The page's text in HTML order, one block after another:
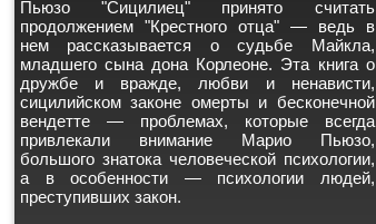
Пьюзо "Сицилиец" принято считать
продолжением "Крестного отца" — ведь в
нем рассказывается о судьбе Майкла,
младшего сына дона Корлеоне. Эта книга о
дружбе и вражде, любви и ненависти,
сицилийском законе омерты и бесконечной
вендетте — проблемах, которые всегда
привлекали внимание Марио Пьюзо,
большого знатока человеческой психологии,
а в особенности — психологии людей,
преступивших закон.